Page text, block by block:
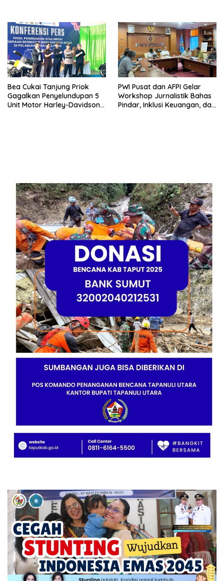
Bea Cukai Tanjung Priok
Gagalkan Penyelundupan 5
Unit Motor Harley-Davidson
PWI Pusat dan AFPI Gelar
Workshop Jurnalistik Bahas
Pindar, Inklusi Keuangan, dan